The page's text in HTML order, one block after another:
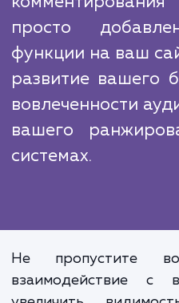
эффективных
информации.
предлагают
несколько
идеальным
Наш опыт,
подход к